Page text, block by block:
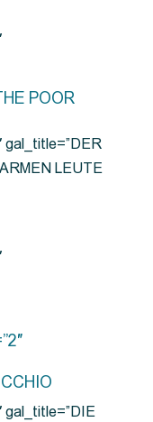
POOR
gal_title=”DER
LEUTE
gal_title=”DIE